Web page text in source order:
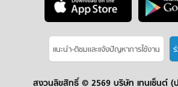
แนะนำ-ติชมเเละแจ้งปัญหาการใช้งาน
สงวนลิขสิทธิ์ © 2569 บริษัท เทนเซ็นต์ (